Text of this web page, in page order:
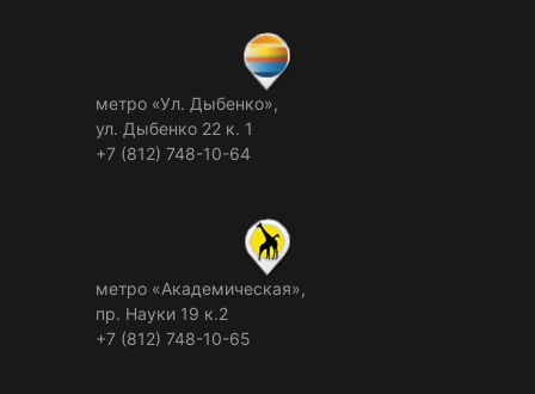
метро «Ул. Дыбенко»,
ул. Дыбенко 22 к. 1
+7 (812) 748-10-64
метро «Академическая»,
пр. Науки 19 к.2
+7 (812) 748-10-65